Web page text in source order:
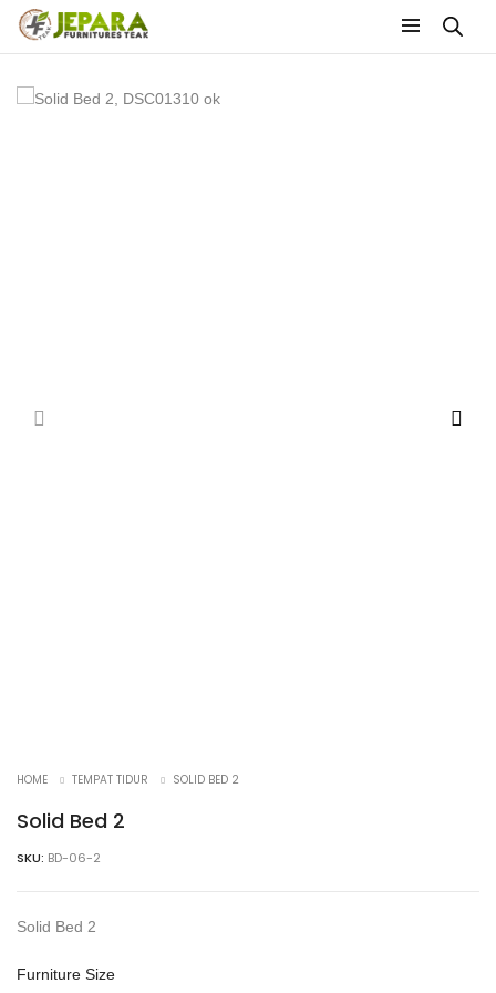
HOME TEMPAT TIDUR SOLID BED 2
Solid Bed 2
SKU: BD-06-2
Solid Bed 2
Furniture Size